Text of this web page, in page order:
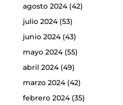
agosto 2024(42)
julio 2024(53)
junio 2024(43)
mayo 2024(55)
abril 2024(49)
marzo 2024(42)
febrero 2024(35)